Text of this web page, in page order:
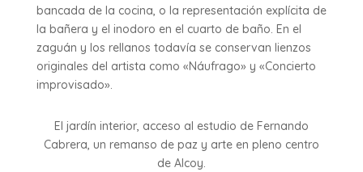
bancada de la cocina, o la representación explícita de
la bañera y el inodoro en el cuarto de baño. En el
zaguán y los rellanos todavía se conservan lienzos
originales del artista como «Náufrago» y «Concierto
improvisado».
El jardín interior, acceso al estudio de Fernando
Cabrera, un remanso de paz y arte en pleno centro
de Alcoy.